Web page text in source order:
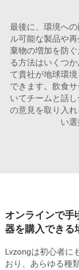
最後に、環境へ
ル可能な製品や
棄物の増加を防
る方法はいくつ
て貴社が地球環
できます。飲食
いてチームと話
の意見を取り入
い選
オンラインで手
器を購入できる
Lvzongは初心者に
おり、あらゆる種